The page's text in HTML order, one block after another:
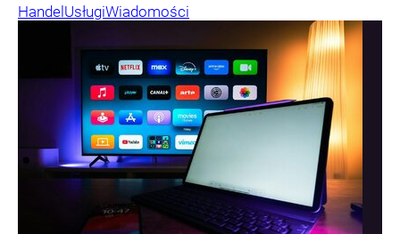
HandelUsługiWiadomości